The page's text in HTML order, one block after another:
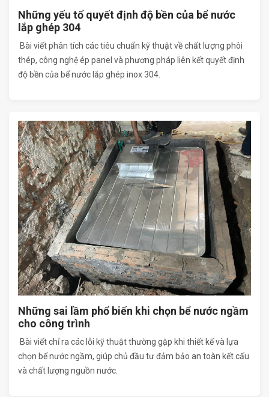
Những yếu tố quyết định độ bền của bể nước
lắp ghép 304
Bài viết phân tích các tiêu chuẩn kỹ thuật về chất lượng phôi
thép, công nghệ ép panel và phương pháp liên kết quyết định
độ bền của bể nước lắp ghép inox 304.
Những sai lầm phổ biến khi chọn bể nước ngầm
cho công trình
Bài viết chỉ ra các lỗi kỹ thuật thường gặp khi thiết kế và lựa
chọn bể nước ngầm, giúp chủ đầu tư đảm bảo an toàn kết cấu
và chất lượng nguồn nước.